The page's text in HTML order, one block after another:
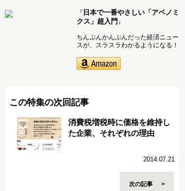
『 日本で一番やさしい「アベノミ
クス」超入門 』
ちんぷんかんぷんだった経済ニュー
スが、スラスラわかるようになる！
この特集の次回記事
消費税増税時に価格を維持し
た企業、それぞれの理由
2014.07.21
次の記事